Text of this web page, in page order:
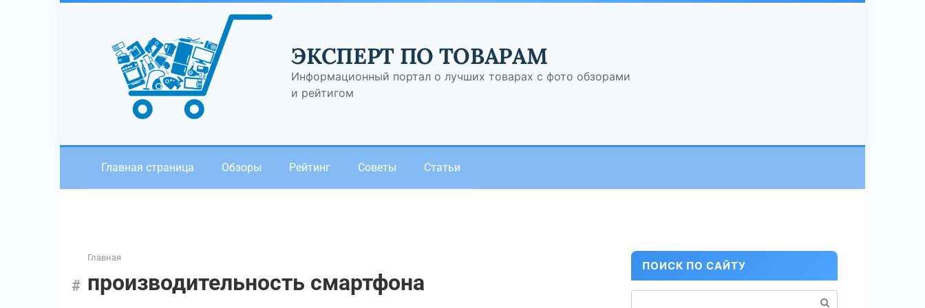
ЭКСПЕРТ ПО ТОВАРАМ
Информационный портал о лучших товарах с фото обзорами
и рейтигом
Главная страница Обзоры Рейтинг Советы Статьи
Главная
производительность смартфона
ПОИСК ПО САЙТУ